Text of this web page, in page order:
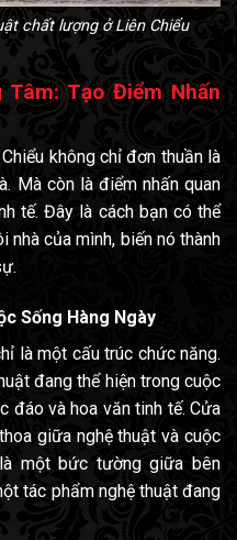
chất lượng ở Liên Chiểu
Tạo Điểm Nhấn
không chỉ đơn thuần là
Mà còn là điểm nhấn quan
tế. Đây là cách bạn có thể
của mình, biến nó thành
Sống Hàng Ngày
là một cấu trúc chức năng.
đang thể hiện trong cuộc
đáo và hoa văn tinh tế. Cửa
giữa nghệ thuật và cuộc
một bức tường giữa bên
tác phẩm nghệ thuật đang